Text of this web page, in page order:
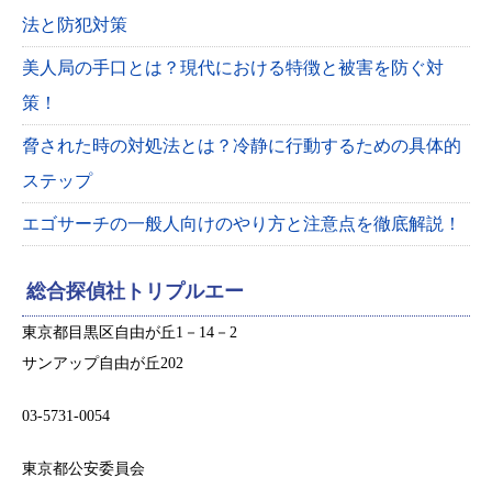
法と防犯対策
美人局の手口とは？現代における特徴と被害を防ぐ対
策！
脅された時の対処法とは？冷静に行動するための具体的
ステップ
エゴサーチの一般人向けのやり方と注意点を徹底解説！
総合探偵社トリプルエー
東京都目黒区自由が丘1－14－2
サンアップ自由が丘202
03-5731-0054
東京都公安委員会